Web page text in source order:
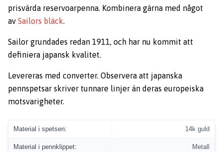
prisvärda reservoarpenna. Kombinera gärna med något
av Sailors bläck.
Sailor grundades redan 1911, och har nu kommit att
definiera japansk kvalitet.
Levereras med converter. Observera att japanska
pennspetsar skriver tunnare linjer än deras europeiska
motsvarigheter.
Material i spetsen: 14k guld
Material i pennklippet: Metall